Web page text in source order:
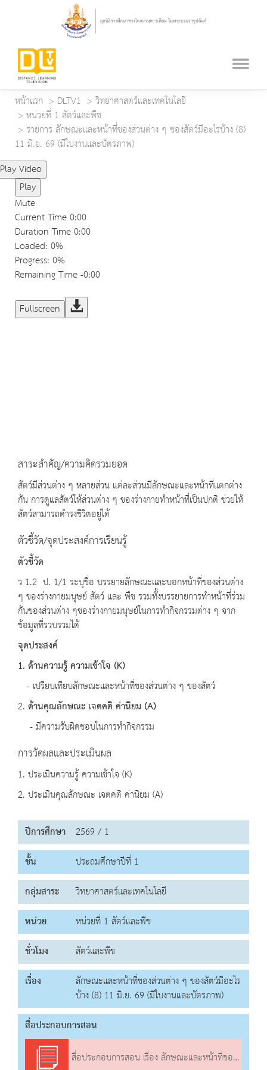
หน้าแรก DLTV1
วิทยาศาสตร์และเทคโนโลยี
หน่วยที่ 1 สัตว์และพืช
รายการ ลักษณะและหน้าที่ของส่วนต่าง ๆ ของสัตว์มีอะไรบ้าง (8)
11 มิ.ย. 69 (มีใบงานและบัตรภาพ)
Play Video
Play
Mute
Current Time0:00
Duration Time0:00
Loaded: 0%
Progress: 0%
Remaining Time-0:00
Fullscreen
สาระสำคัญ/ความคิดรวมยอด
สัตว์มีส่วนต่าง ๆ หลายส่วน แต่ละส่วนมีลักษณะและหน้าที่แตกต่าง
กัน การดูแลสัตว์ให้ส่วนต่าง ๆ ของร่างกายทำหน้าที่เป็นปกติ ช่วยให้
สัตว์สามารถดำรงชีวิตอยู่ได้
ตัวชี้วัด/จุดประสงค์การเรียนรู้
ตัวชี้วัด
ว 1.2 ป. 1/1 ระบุชื่อ บรรยายลักษณะและบอกหน้าที่ของส่วนต่าง
ๆ ของร่างกายมนุษย์ สัตว์ และ พืช รวมทั้งบรรยายการทำหน้าที่ร่วม
กันของส่วนต่าง ๆของร่างกายมนุษย์ในการทำกิจกรรมต่าง ๆ จาก
ข้อมูลที่รวบรวมได้
จุดประสงค์
1. ด้านความรู้ ความเข้าใจ (K)
- เปรียบเทียบลักษณะและหน้าที่ของส่วนต่าง ๆ ของสัตว์
2. ด้านคุณลักษณะ เจตคติ ค่านิยม (A)
- มีความรับผิดชอบในการทำกิจกรรม
การวัดผลและประเมินผล
1. ประเมินความรู้ ความเข้าใจ (K)
2. ประเมินคุณลักษณะ เจตคติ ค่านิยม (A)
ปีการศึกษา 2569 / 1
ชั้น
ประถมศึกษาปีที่ 1
กลุ่มสาระ
วิทยาศาสตร์และเทคโนโลยี
หน่วย
หน่วยที่ 1 สัตว์และพืช
ชั่วโมง
สัตว์และพืช
เรื่อง
ลักษณะและหน้าที่ของส่วนต่าง ๆ ของสัตว์มีอะไร
บ้าง (8) 11 มิ.ย. 69 (มีใบงานและบัตรภาพ)
สื่อประกอบการสอน
สื่อประกอบการสอน เรื่อง ลักษณะและหน้าที่ของส่วนต่าง ๆ ของสัตว์มีอะไรบ้าง (8)